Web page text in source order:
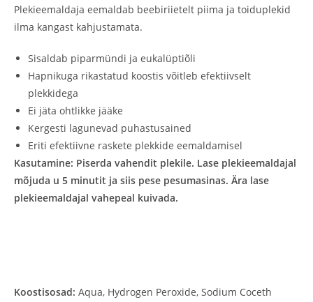
Plekieemaldaja eemaldab beebiriietelt piima ja toiduplekid
ilma kangast kahjustamata.
Sisaldab piparmündi ja eukalüptiõli
Hapnikuga rikastatud koostis võitleb efektiivselt
plekkidega
Ei jäta ohtlikke jääke
Kergesti lagunevad puhastusained
Eriti efektiivne raskete plekkide eemaldamisel
Kasutamine: Piserda vahendit plekile. Lase plekieemaldajal
mõjuda u 5 minutit ja siis pese pesumasinas. Ära lase
plekieemaldajal vahepeal kuivada.
Koostisosad: Aqua, Hydrogen Peroxide, Sodium Coceth